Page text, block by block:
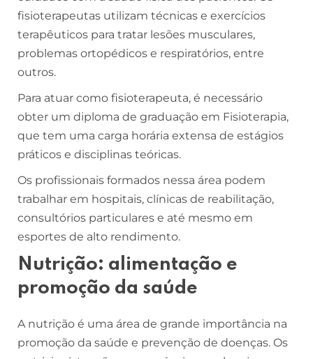
fisioterapeutas utilizam técnicas e exercícios
terapêuticos para tratar lesões musculares,
problemas ortopédicos e respiratórios, entre
outros.
Para atuar como fisioterapeuta, é necessário
obter um diploma de graduação em Fisioterapia,
que tem uma carga horária extensa de estágios
práticos e disciplinas teóricas.
Os profissionais formados nessa área podem
trabalhar em hospitais, clínicas de reabilitação,
consultórios particulares e até mesmo em
esportes de alto rendimento.
Nutrição: alimentação e
promoção da saúde
A nutrição é uma área de grande importância na
promoção da saúde e prevenção de doenças. Os